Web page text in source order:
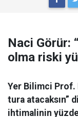
Naci Görür:
olma riski
Yer Bilimci Prof.
tura atacaksın”
ihtimalinin